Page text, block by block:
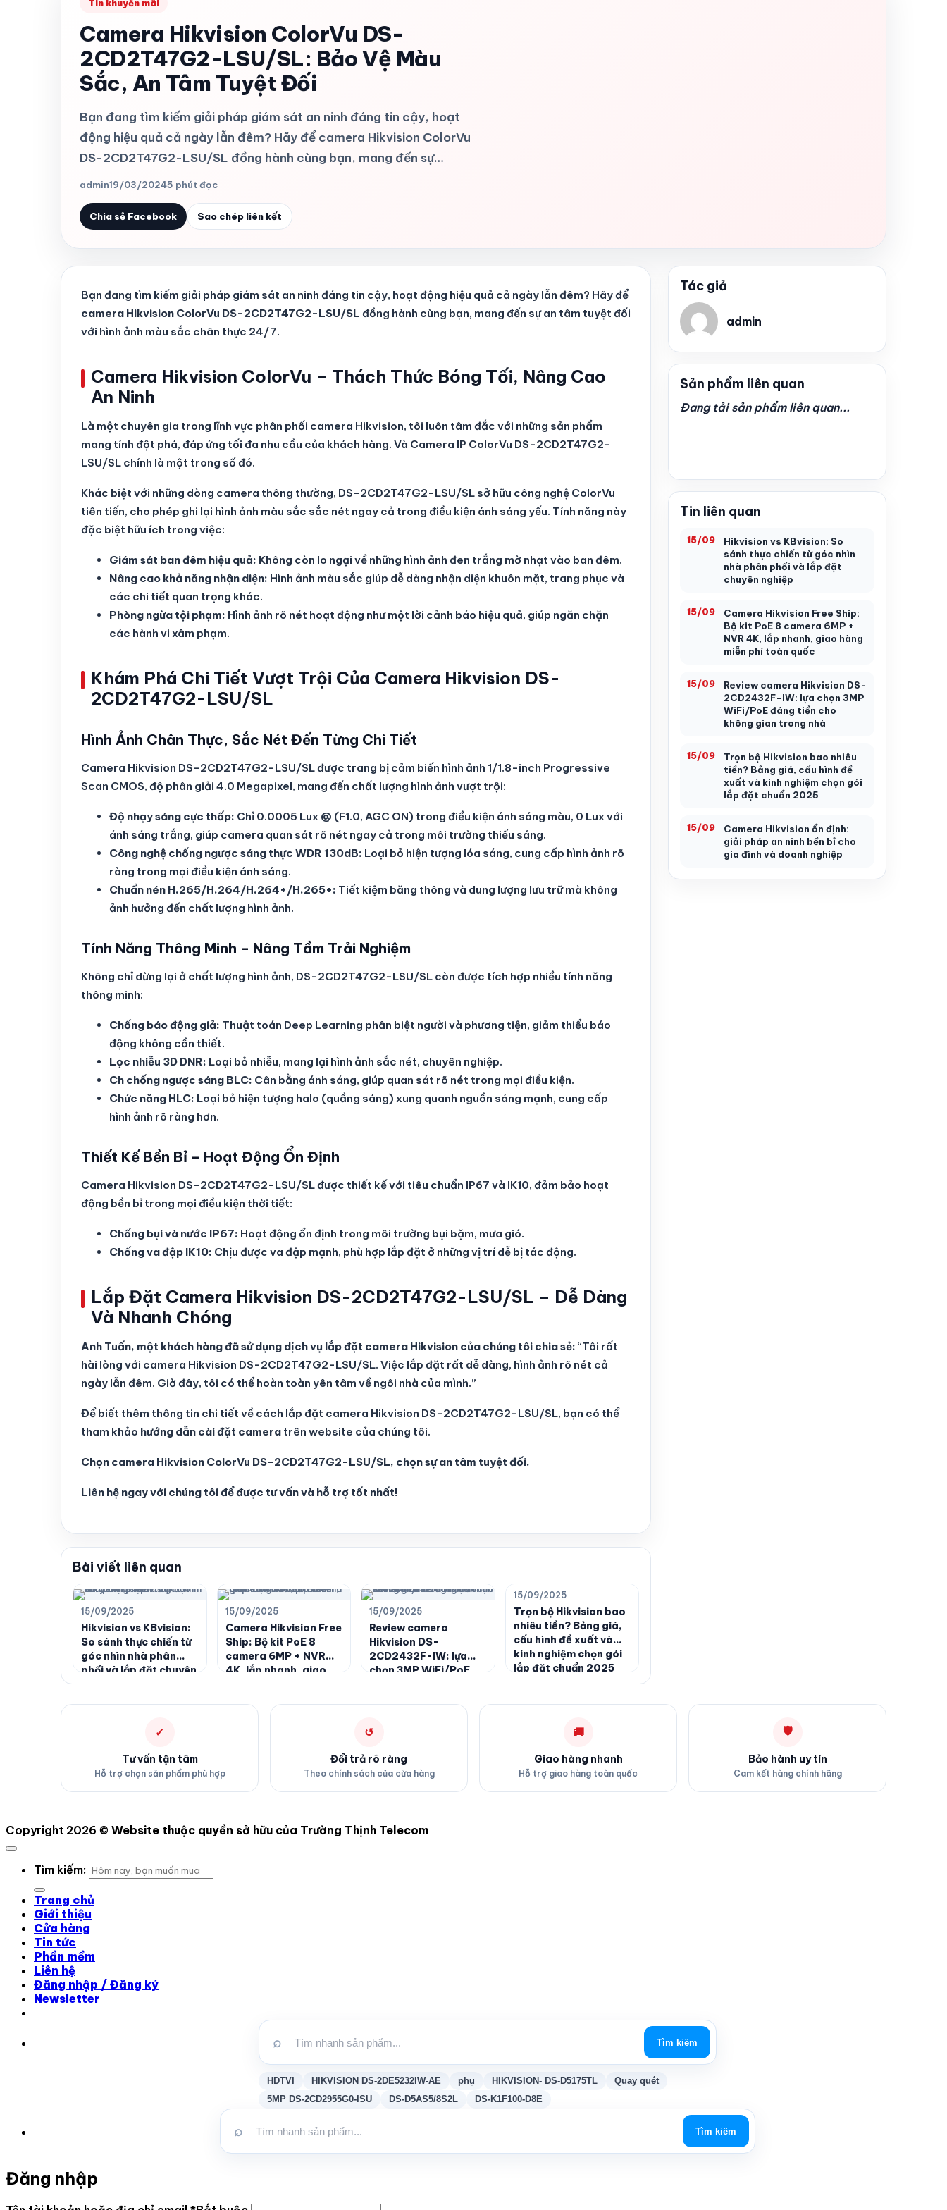
Tin khuyến mãi
Camera Hikvision ColorVu DS-
2CD2T47G2-LSU/SL: Bảo Vệ Màu
Sắc, An Tâm Tuyệt Đối
Bạn đang tìm kiếm giải pháp giám sát an ninh đáng tin cậy, hoạt
động hiệu quả cả ngày lẫn đêm? Hãy để camera Hikvision ColorVu
DS-2CD2T47G2-LSU/SL đồng hành cùng bạn, mang đến sự…
admin19/03/20245 phút đọc
Chia sẻ Facebook Sao chép liên kết
Bạn đang tìm kiếm giải pháp giám sát an ninh đáng tin cậy, hoạt động hiệu quả cả ngày lẫn đêm? Hãy để
camera Hikvision ColorVu DS-2CD2T47G2-LSU/SL đồng hành cùng bạn, mang đến sự an tâm tuyệt đối
với hình ảnh màu sắc chân thực 24/7.
Camera Hikvision ColorVu – Thách Thức Bóng Tối, Nâng Cao
An Ninh
Là một chuyên gia trong lĩnh vực phân phối camera Hikvision, tôi luôn tâm đắc với những sản phẩm
mang tính đột phá, đáp ứng tối đa nhu cầu của khách hàng. Và Camera IP ColorVu DS-2CD2T47G2-
LSU/SL chính là một trong số đó.
Khác biệt với những dòng camera thông thường, DS-2CD2T47G2-LSU/SL sở hữu công nghệ ColorVu
tiên tiến, cho phép ghi lại hình ảnh màu sắc sắc nét ngay cả trong điều kiện ánh sáng yếu. Tính năng này
đặc biệt hữu ích trong việc:
Giám sát ban đêm hiệu quả: Không còn lo ngại về những hình ảnh đen trắng mờ nhạt vào ban đêm.
Nâng cao khả năng nhận diện: Hình ảnh màu sắc giúp dễ dàng nhận diện khuôn mặt, trang phục và
các chi tiết quan trọng khác.
Phòng ngừa tội phạm: Hình ảnh rõ nét hoạt động như một lời cảnh báo hiệu quả, giúp ngăn chặn
các hành vi xâm phạm.
Khám Phá Chi Tiết Vượt Trội Của Camera Hikvision DS-
2CD2T47G2-LSU/SL
Hình Ảnh Chân Thực, Sắc Nét Đến Từng Chi Tiết
Camera Hikvision DS-2CD2T47G2-LSU/SL được trang bị cảm biến hình ảnh 1/1.8-inch Progressive
Scan CMOS, độ phân giải 4.0 Megapixel, mang đến chất lượng hình ảnh vượt trội:
Độ nhạy sáng cực thấp: Chỉ 0.0005 Lux @ (F1.0, AGC ON) trong điều kiện ánh sáng màu, 0 Lux với
ánh sáng trắng, giúp camera quan sát rõ nét ngay cả trong môi trường thiếu sáng.
Công nghệ chống ngược sáng thực WDR 130dB: Loại bỏ hiện tượng lóa sáng, cung cấp hình ảnh rõ
ràng trong mọi điều kiện ánh sáng.
Chuẩn nén H.265/H.264/H.264+/H.265+: Tiết kiệm băng thông và dung lượng lưu trữ mà không
ảnh hưởng đến chất lượng hình ảnh.
Tính Năng Thông Minh – Nâng Tầm Trải Nghiệm
Không chỉ dừng lại ở chất lượng hình ảnh, DS-2CD2T47G2-LSU/SL còn được tích hợp nhiều tính năng
thông minh:
Chống báo động giả: Thuật toán Deep Learning phân biệt người và phương tiện, giảm thiểu báo
động không cần thiết.
Lọc nhiễu 3D DNR: Loại bỏ nhiễu, mang lại hình ảnh sắc nét, chuyên nghiệp.
Ch chống ngược sáng BLC: Cân bằng ánh sáng, giúp quan sát rõ nét trong mọi điều kiện.
Chức năng HLC: Loại bỏ hiện tượng halo (quầng sáng) xung quanh nguồn sáng mạnh, cung cấp
hình ảnh rõ ràng hơn.
Thiết Kế Bền Bỉ – Hoạt Động Ổn Định
Camera Hikvision DS-2CD2T47G2-LSU/SL được thiết kế với tiêu chuẩn IP67 và IK10, đảm bảo hoạt
động bền bỉ trong mọi điều kiện thời tiết:
Chống bụi và nước IP67: Hoạt động ổn định trong môi trường bụi bặm, mưa gió.
Chống va đập IK10: Chịu được va đập mạnh, phù hợp lắp đặt ở những vị trí dễ bị tác động.
Lắp Đặt Camera Hikvision DS-2CD2T47G2-LSU/SL – Dễ Dàng
Và Nhanh Chóng
Anh Tuấn, một khách hàng đã sử dụng dịch vụ lắp đặt camera Hikvision của chúng tôi chia sẻ: “Tôi rất
hài lòng với camera Hikvision DS-2CD2T47G2-LSU/SL. Việc lắp đặt rất dễ dàng, hình ảnh rõ nét cả
ngày lẫn đêm. Giờ đây, tôi có thể hoàn toàn yên tâm về ngôi nhà của mình.”
Để biết thêm thông tin chi tiết về cách lắp đặt camera Hikvision DS-2CD2T47G2-LSU/SL, bạn có thể
tham khảo hướng dẫn cài đặt camera trên website của chúng tôi.
Chọn camera Hikvision ColorVu DS-2CD2T47G2-LSU/SL, chọn sự an tâm tuyệt đối.
Liên hệ ngay với chúng tôi để được tư vấn và hỗ trợ tốt nhất!
Bài viết liên quan
15/09/2025
Hikvision vs KBvision:
So sánh thực chiến từ
góc nhìn nhà phân
phối và lắp đặt chuyên
nghiệp
15/09/2025
Camera Hikvision Free
Ship: Bộ kit PoE 8
camera 6MP + NVR
4K, lắp nhanh, giao
hàng miễn phí toàn
15/09/2025
Review camera
Hikvision DS-
2CD2432F-IW: lựa
chọn 3MP WiFi/PoE
đáng tiền cho không
15/09/2025
Trọn bộ Hikvision bao
nhiêu tiền? Bảng giá,
cấu hình đề xuất và
kinh nghiệm chọn gói
lắp đặt chuẩn 2025
Tác giả
admin
Sản phẩm liên quan
Đang tải sản phẩm liên quan...
Tin liên quan
15/09
Hikvision vs KBvision: So
sánh thực chiến từ góc nhìn
nhà phân phối và lắp đặt
chuyên nghiệp
15/09
Camera Hikvision Free Ship:
Bộ kit PoE 8 camera 6MP +
NVR 4K, lắp nhanh, giao hàng
miễn phí toàn quốc
15/09
Review camera Hikvision DS-
2CD2432F-IW: lựa chọn 3MP
WiFi/PoE đáng tiền cho
không gian trong nhà
15/09
Trọn bộ Hikvision bao nhiêu
tiền? Bảng giá, cấu hình đề
xuất và kinh nghiệm chọn gói
lắp đặt chuẩn 2025
15/09
Camera Hikvision ổn định:
giải pháp an ninh bền bỉ cho
gia đình và doanh nghiệp
✓
Tư vấn tận tâm
Hỗ trợ chọn sản phẩm phù hợp
↺
Đổi trả rõ ràng
Theo chính sách của cửa hàng
🚚
Giao hàng nhanh
Hỗ trợ giao hàng toàn quốc
🛡
Bảo hành uy tín
Cam kết hàng chính hãng
Copyright 2026 © Website thuộc quyền sở hữu của Trường Thịnh Telecom
Tìm kiếm:
Trang chủ
Giới thiệu
Cửa hàng
Tin tức
Phần mềm
Liên hệ
Đăng nhập / Đăng ký
Newsletter
⌕ Tìm kiếm
HDTVI HIKVISION DS-2DE5232IW-AE phụ HIKVISION- DS-D5175TL
Quay quét
5MP DS-2CD2955G0-ISU
DS-D5AS5/8S2L DS-K1F100-D8E
⌕ Tìm kiếm
Đăng nhập